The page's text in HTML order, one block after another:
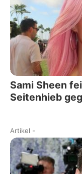
Sami Sheen
Seitenhieb
Artikel -